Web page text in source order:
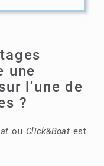
une
l’une de
?
ou Click&Boat est